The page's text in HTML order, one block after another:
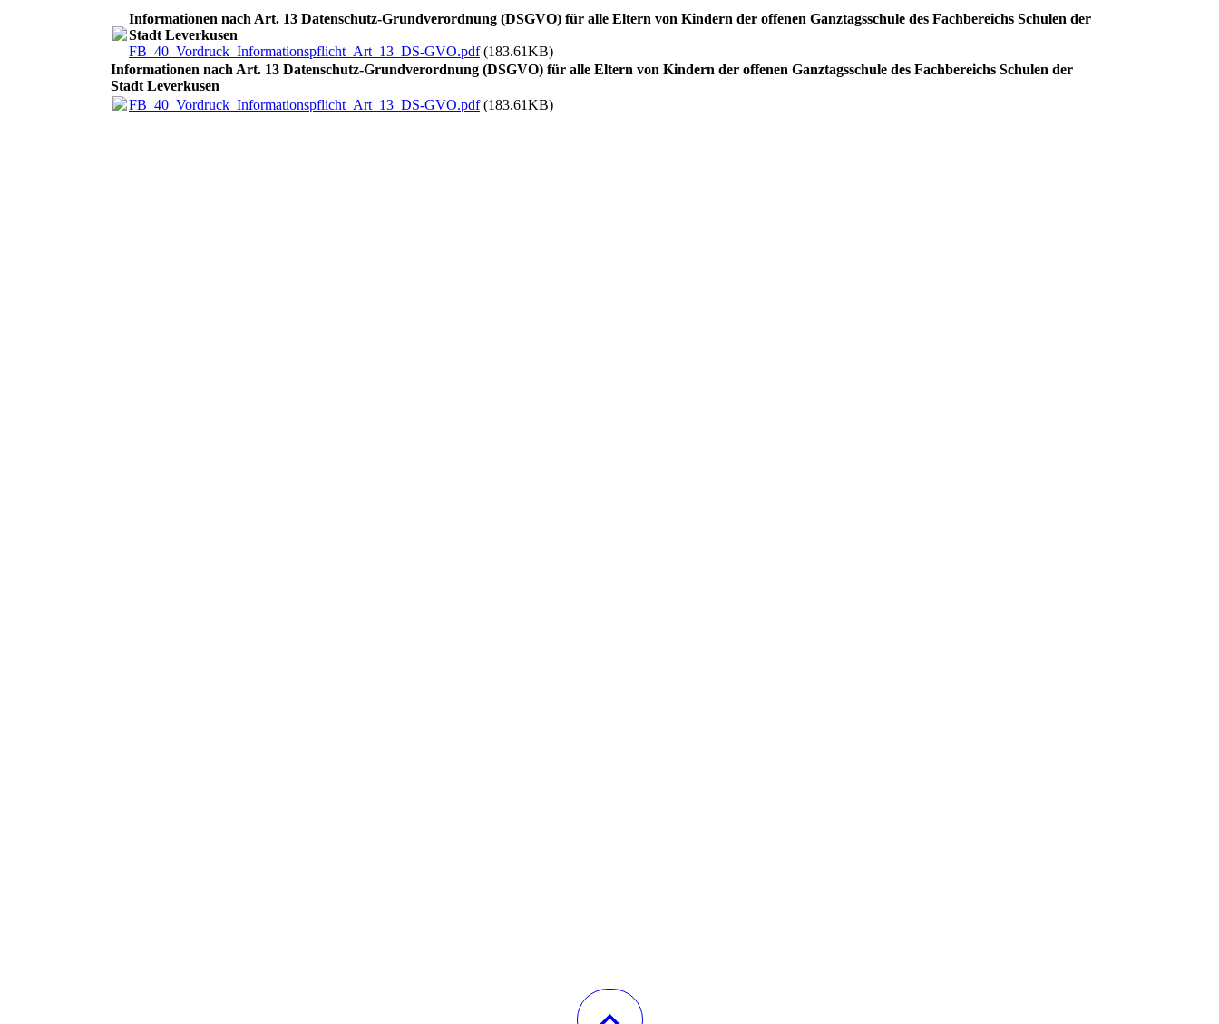
Informationen nach Art. 13 Datenschutz-Grundverordnung (DSGVO) für alle Eltern von Kindern der offenen Ganztagsschule des Fachbereichs Schulen der
Stadt Leverkusen
FB_40_Vordruck_Informationspflicht_Art_13_DS-GVO.pdf(183.61KB)
Informationen nach Art. 13 Datenschutz-Grundverordnung (DSGVO) für alle Eltern von Kindern der offenen Ganztagsschule des Fachbereichs Schulen der
Stadt Leverkusen
FB_40_Vordruck_Informationspflicht_Art_13_DS-GVO.pdf(183.61KB)